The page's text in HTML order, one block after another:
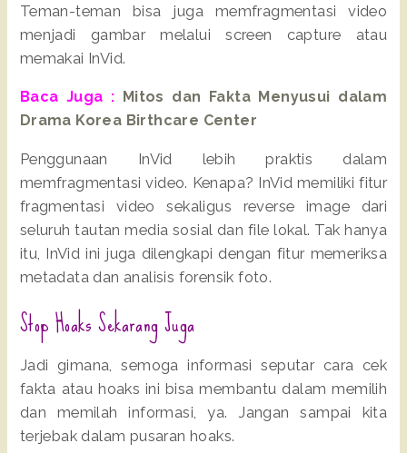
Teman-teman bisa juga memfragmentasi video
menjadi gambar melalui screen capture atau
memakai InVid.
Baca Juga : Mitos dan Fakta Menyusui dalam
Drama Korea Birthcare Center
Penggunaan InVid lebih praktis dalam
memfragmentasi video. Kenapa? InVid memiliki fitur
fragmentasi video sekaligus reverse image dari
seluruh tautan media sosial dan file lokal. Tak hanya
itu, InVid ini juga dilengkapi dengan fitur memeriksa
metadata dan analisis forensik foto.
Stop Hoaks Sekarang Juga
Jadi gimana, semoga informasi seputar cara cek
fakta atau hoaks ini bisa membantu dalam memilih
dan memilah informasi, ya. Jangan sampai kita
terjebak dalam pusaran hoaks.